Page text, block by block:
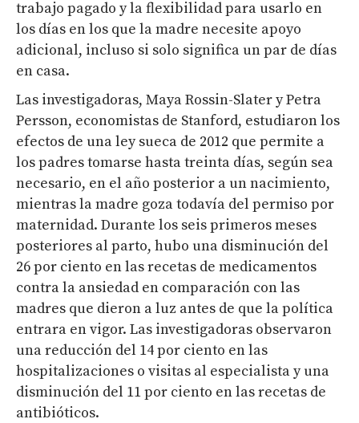
trabajo pagado y la flexibilidad para usarlo en
los días en los que la madre necesite apoyo
adicional, incluso si solo significa un par de días
en casa.
Las investigadoras, Maya Rossin-Slater y Petra
Persson, economistas de Stanford, estudiaron los
efectos de una ley sueca de 2012 que permite a
los padres tomarse hasta treinta días, según sea
necesario, en el año posterior a un nacimiento,
mientras la madre goza todavía del permiso por
maternidad. Durante los seis primeros meses
posteriores al parto, hubo una disminución del
26 por ciento en las recetas de medicamentos
contra la ansiedad en comparación con las
madres que dieron a luz antes de que la política
entrara en vigor. Las investigadoras observaron
una reducción del 14 por ciento en las
hospitalizaciones o visitas al especialista y una
disminución del 11 por ciento en las recetas de
antibióticos.